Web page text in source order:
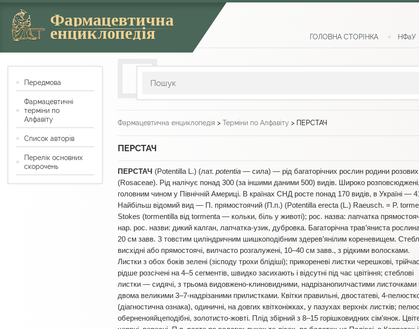
Фармацевтична
енциклопедія ГОЛОВНА СТОРІНКА НФаУ
Фармацевтична енциклопедія > Терміни по Алфавіту > ПЕРСТАЧ
ПЕРСТАЧ
ПЕРСТАЧ (Potentilla L.) (лат. potentia — сила) — рід багаторічних рослин родини розових
(Rosaceae). Рід налічує понад 300 (за іншими даними 500) видів. Широко
головним чином у Північній Америці. В країнах СНД росте понад 170 видів, в Україні —
Найбільш відомий вид — П. прямостоячий (П.п.) (Potentilla erecta (L.) Raeusch. = P.
Stokes (tormentilla від tormenta — кольки, біль у животі); рос. назва: лапчатка
нар. рос. назви: дикий калган, лапчатка-узик, дубровка. Багаторічна трав’яниста
20 см завв. З товстим циліндричним шишкоподібним здерев’янілим кореневищем.
висхідні або прямостоячі, вилчасто розгалужені, 10–40 см завв., з рідкими волосками.
Листки з обох боків зелені (зісподу трохи блідіші); прикореневі листки черешкові,
рідше розсічені на 4–5 сегментів, швидко засихають i відсутні під час цвітіння; стеблові
листки — сидячі, з трьома видовжено-клиновидними, надрізанопилчастими листочками
двома великими 3–7-надрізаними прилистками. Квітки правильні, двостатеві, 4-
(діагностична ознака), одиничні, на довгих квітконіжках, у пазухах верхніх листків;
оберненояйцеподібні, золотисто-жовті. Плід збірний з 8–15 горішковидних сім’янок.
Передмова
Фармацевтичні
терміни по
Алфавіту
Список авторів
Перелік основних
скорочень